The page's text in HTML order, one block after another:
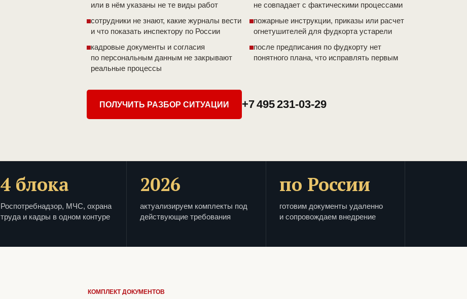
или в нём указаны не те виды работ
не совпадает с фактическими процессами
сотрудники не знают, какие журналы вести
и что показать инспектору по России
пожарные инструкции, приказы или расчет
огнетушителей для фудкорта устарели
кадровые документы и согласия
по персональным данным не закрывают
реальные процессы
после предписания по фудкорту нет
понятного плана, что исправлять первым
ПОЛУЧИТЬ РАЗБОР СИТУАЦИИ +7 495 231-03-29
4 блока
Роспотребнадзор, МЧС, охрана
труда и кадры в одном контуре
2026
актуализируем комплекты под
действующие требования
по России
готовим документы удаленно
и сопровождаем внедрение
КОМПЛЕКТ ДОКУМЕНТОВ